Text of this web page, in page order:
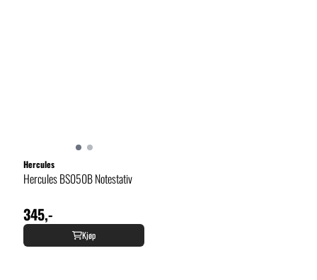
Hercules
Hercules BS050B Notestativ
345,-
Kjøp